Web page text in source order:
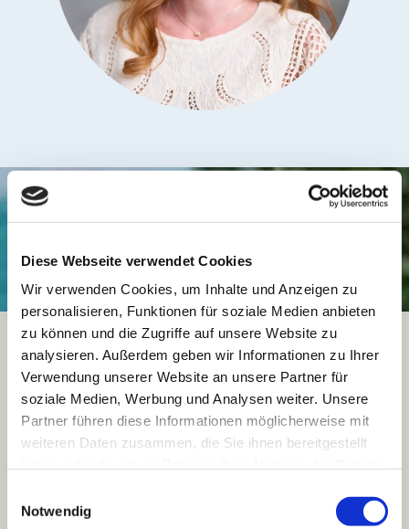
Diese Webseite verwendet Cookies
Wir verwenden Cookies, um Inhalte und Anzeigen zu
personalisieren, Funktionen für soziale Medien anbieten
zu können und die Zugriffe auf unsere Website zu
analysieren. Außerdem geben wir Informationen zu Ihrer
Verwendung unserer Website an unsere Partner für
soziale Medien, Werbung und Analysen weiter. Unsere
Partner führen diese Informationen möglicherweise mit
weiteren Daten zusammen, die Sie ihnen bereitgestellt
Notwendig
Onlinemarketing Experten brauchen
Rücken frei hält:
Für uns gilt: Wir bringen unseren